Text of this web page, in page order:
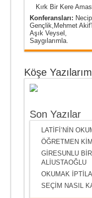
Kırk Bir Kere
Konferansları:
Gençlik,Mehmet
Aşık Veysel,
Saygılarımla.
Köşe Yazılarım
Son Yazılar
LATİFİ’NİN
ÖĞRETMEN
GİRESUNLU
ALİUSTAOĞLU
OKUMAK
SEÇİM NASIL